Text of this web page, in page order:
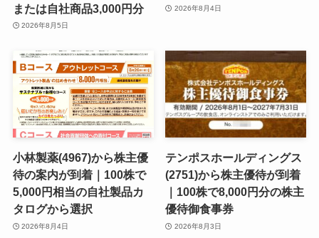
または自社商品3,000円分
2026年8月5日
2026年8月4日
小林製薬(4967)から株主優
待の案内が到着｜100株で
5,000円相当の自社製品カ
タログから選択
2026年8月4日
テンポスホールディングス
(2751)から株主優待が到着
｜100株で8,000円分の株主
優待御食事券
2026年8月3日